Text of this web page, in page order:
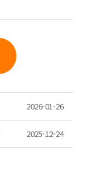
2026-01-26
2025-12-24